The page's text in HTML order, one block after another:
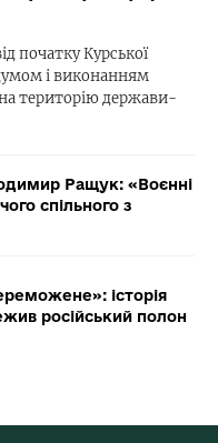
початку Курської
і виконанням
на територію держави-
Ращук: «Воєнні
спільного з
історія
російський полон